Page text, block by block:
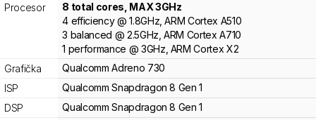
Procesor
8 total cores , MAX3GHz
4 efficiency @ 1.8GHz,ARM Cortex A510
3 balanced @ 2.5GHz,ARM Cortex A710
1 performance @ 3GHz, ARM Cortex X2
Grafička
Qualcomm Adreno 730
ISP
Qualcomm Snapdragon 8 Gen 1
DSP
Qualcomm Snapdragon 8 Gen 1